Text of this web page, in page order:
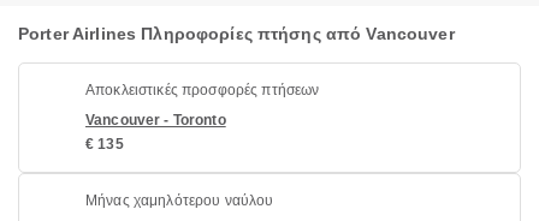
Porter Airlines Πληροφορίες πτήσης από Vancouver
Αποκλειστικές προσφορές πτήσεων
Vancouver - Toronto
€ 135
Μήνας χαμηλότερου ναύλου